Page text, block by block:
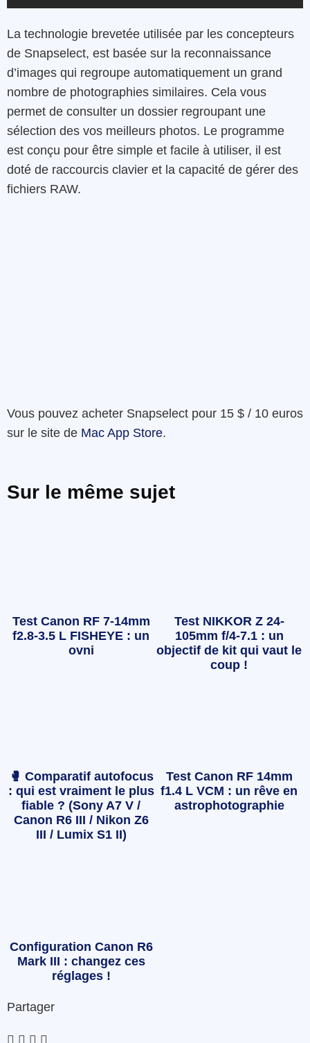
La technologie brevetée utilisée par les concepteurs
de Snapselect, est basée sur la reconnaissance
d’images qui regroupe automatiquement un grand
nombre de photographies similaires. Cela vous
permet de consulter un dossier regroupant une
sélection des vos meilleurs photos. Le programme
est conçu pour être simple et facile à utiliser, il est
doté de raccourcis clavier et la capacité de gérer des
fichiers RAW.
Vous pouvez acheter Snapselect pour 15 $ / 10 euros
sur le site de Mac App Store.
Sur le même sujet
Test Canon RF 7-14mm
f2.8-3.5 L FISHEYE : un
ovni
Test NIKKOR Z 24-
105mm f/4-7.1 : un
objectif de kit qui vaut le
coup !
🥊 Comparatif autofocus
: qui est vraiment le plus
fiable ? (Sony A7 V /
Canon R6 III / Nikon Z6
III / Lumix S1 II)
Test Canon RF 14mm
f1.4 L VCM : un rêve en
astrophotographie
Configuration Canon R6
Mark III : changez ces
réglages !
Partager